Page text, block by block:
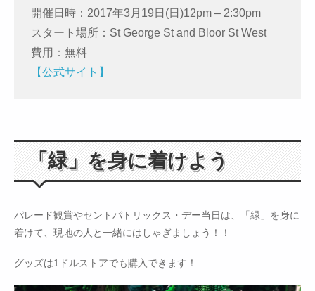
開催日時：2017年3月19日(日)12pm – 2:30pm
スタート場所：St George St and Bloor St West
費用：無料
【公式サイト】
「緑」を身に着けよう
パレード観賞やセントパトリックス・デー当日は、「緑」を身に
着けて、現地の人と一緒にはしゃぎましょう！！
グッズは1ドルストアでも購入できます！